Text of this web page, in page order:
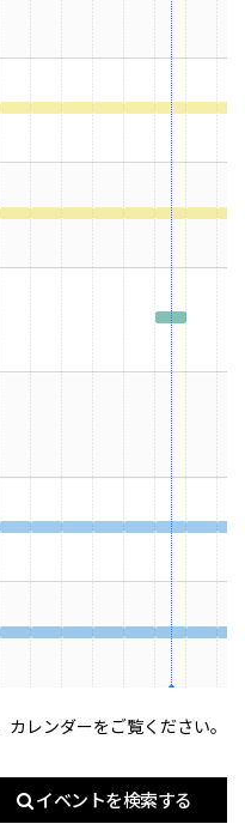
ット(半券)優待サービス
【国産牛の豪華無
料試食をアート空
間で優雅に体験】
ブライダルフェア
グランド ハイア
レンダーをご覧ください。
イベントを検索する